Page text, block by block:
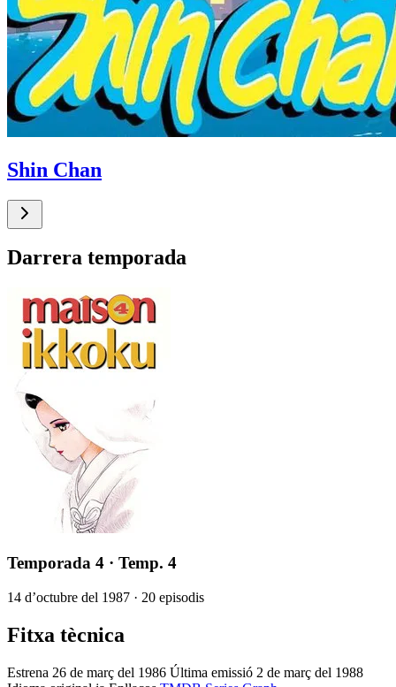
Shin Chan
Darrera temporada
Temporada 4 · Temp. 4
14 d’octubre del 1987 · 20 episodis
Fitxa tècnica
Estrena 26 de març del 1986 Última emissió 2 de març del 1988